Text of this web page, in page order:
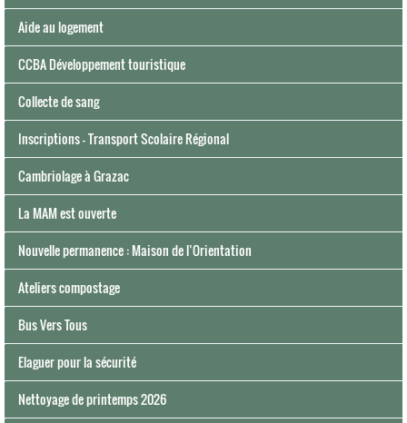
Aide au logement
CCBA Développement touristique
Collecte de sang
Inscriptions - Transport Scolaire Régional
Cambriolage à Grazac
La MAM est ouverte
Nouvelle permanence : Maison de l’Orientation
Ateliers compostage
Bus Vers Tous
Elaguer pour la sécurité
Nettoyage de printemps 2026